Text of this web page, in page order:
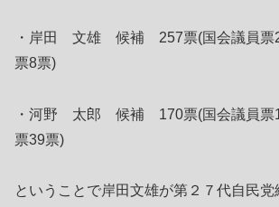
・岸田 文雄 候補 257票(国会議員票
票8票)
・河野 太郎 候補 170票(国会議員票
票39票)
ということで岸田文雄が第２７代自民党